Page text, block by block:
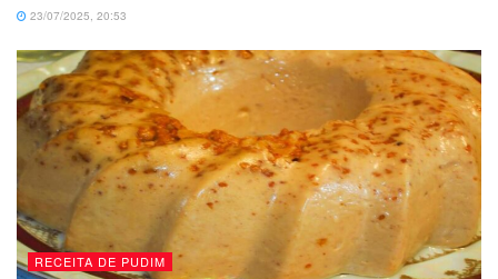
23/07/2025, 20:53
RECEITA DE PUDIM